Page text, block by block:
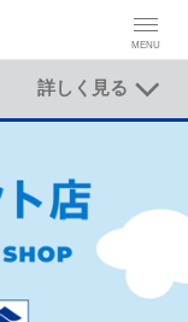
MENU
詳しく見る